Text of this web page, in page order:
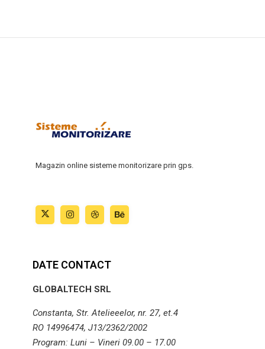
Magazin online sisteme monitorizare prin gps.
DATE CONTACT
GLOBALTECH SRL
Constanta, Str. Atelieeelor, nr. 27, et.4
RO 14996474, J13/2362/2002
Program: Luni – Vineri 09.00 – 17.00